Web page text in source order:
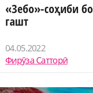
«Зебо»-соҳиби
гашт
04.05.2022
Фирӯза Сатторӣ